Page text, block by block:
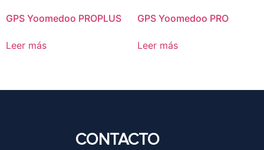
GPS Yoomedoo PROPLUS
Leer más
GPS Yoomedoo PRO
Leer más
CONTACTO